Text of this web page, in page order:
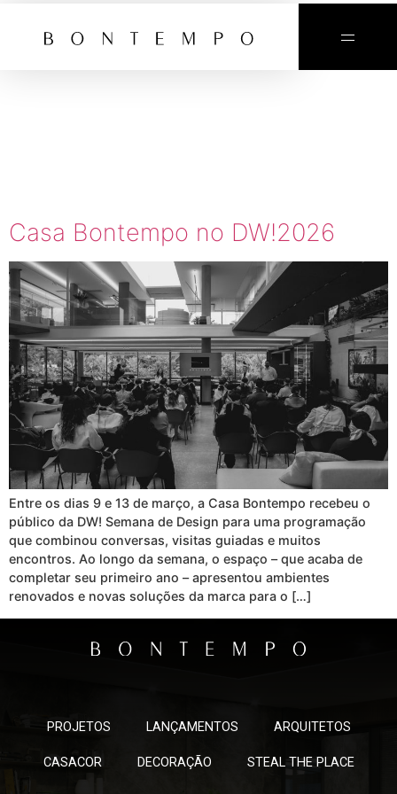
Casa Bontempo no DW!2026
Entre os dias 9 e 13 de março, a Casa Bontempo recebeu o
público da DW! Semana de Design para uma programação
que combinou conversas, visitas guiadas e muitos
encontros. Ao longo da semana, o espaço – que acaba de
completar seu primeiro ano – apresentou ambientes
renovados e novas soluções da marca para o […]
PROJETOS LANÇAMENTOS ARQUITETOS
CASACOR DECORAÇÃO STEAL THE PLACE